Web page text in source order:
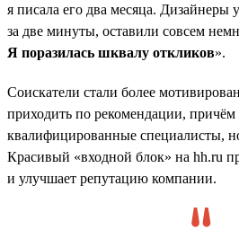
я писала его два месяца. Дизайнеры
за две минуты, оставили совсем
Я поразилась шквалу откликов».
Соискатели стали более
приходить по рекомендации, причём
квалифицированные специалисты,
Красивый «входной блок» на hh.ru
и улучшает репутацию компании.